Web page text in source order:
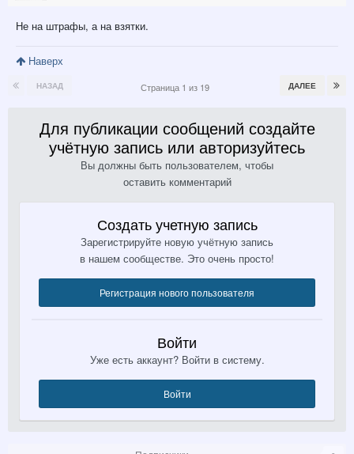
Не на штрафы, а на взятки.
Наверх
НАЗАД ДАЛЕЕ
Страница 1 из 19
Для публикации сообщений создайте
учётную запись или авторизуйтесь
Вы должны быть пользователем, чтобы
оставить комментарий
Создать учетную запись
Зарегистрируйте новую учётную запись
в нашем сообществе. Это очень просто!
Регистрация нового пользователя
Войти
Уже есть аккаунт? Войти в систему.
Войти